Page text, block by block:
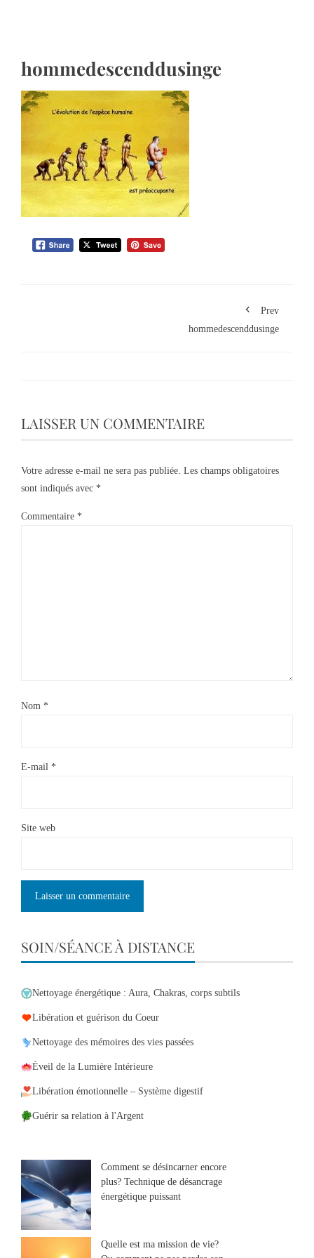
hommedescenddusinge
Prev
hommedescenddusinge
LAISSER UN COMMENTAIRE
Votre adresse e-mail ne sera pas publiée. Les champs obligatoires
sont indiqués avec *
Commentaire *
Nom *
E-mail *
Site web
SOIN/SÉANCE À DISTANCE
Nettoyage énergétique : Aura, Chakras, corps subtils
Libération et guérison du Coeur
Nettoyage des mémoires des vies passées
Éveil de la Lumière Intérieure
Libération émotionnelle – Système digestif
Guérir sa relation à l'Argent
Comment se désincarner encore
plus? Technique de désancrage
énergétique puissant
Quelle est ma mission de vie?